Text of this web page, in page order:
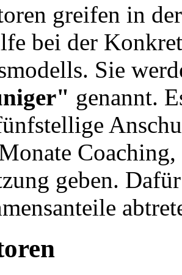
greifen in
bei der
Sie
genannt.
geben.